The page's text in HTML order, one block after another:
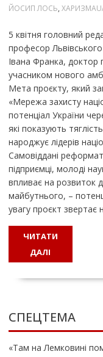
ЙОСИП ЛОСЬ,
5 квітня головний
професор Львівського
Івана Франка, доктор
учасником нового
Мета проєкту, який
«Мережа захисту
потенціал України
які показують
народжує лідерів
Самовіддані
підприємці, молоді
впливає на розвиток
майбутнього, –
увагу проєкт звертає
ЧИТАТИ
ДАЛІ
СПЕЦТЕМА
«Там на Лемковині